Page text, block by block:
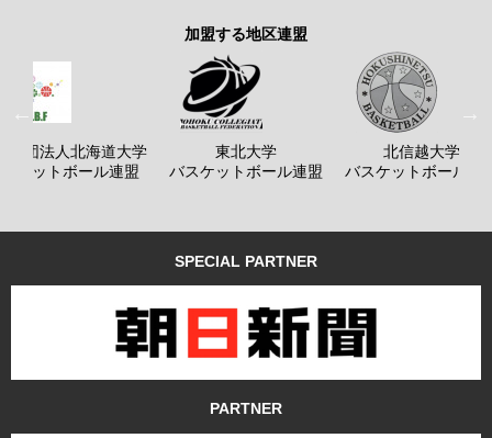
加盟する地区連盟
社団法人北海道大学
ケットボール連盟
東北大学
バスケットボール連盟
北信越大学
バスケットボール連
SPECIAL PARTNER
PARTNER